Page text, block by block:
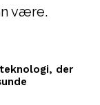
være.
der